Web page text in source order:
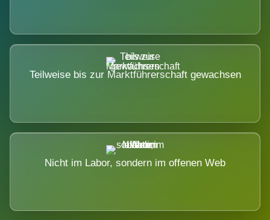
Teilweise bis zur Marktführerschaft gewachsen
Nicht im Labor, sondern im offenen Web